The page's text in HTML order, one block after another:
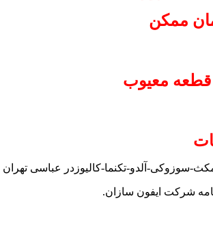
ممکن
قطعه معیوب
سوزوکی-آلدو-تکنما-کالیوزدر عباسی تهران
شرکت ایفون سازان.